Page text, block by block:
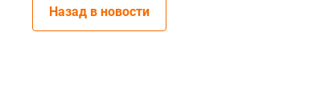
Назад в новости